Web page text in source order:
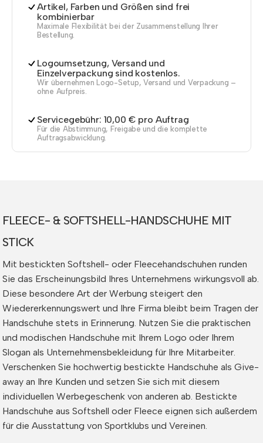
Artikel, Farben und Größen sind frei
kombinierbar
Maximale Flexibilität bei der Zusammenstellung Ihrer
Bestellung.
Logoumsetzung, Versand und
Einzelverpackung sind kostenlos.
Wir übernehmen Logo-Setup, Versand und Verpackung –
ohne Aufpreis.
Servicegebühr: 10,00 € pro Auftrag
Für die Abstimmung, Freigabe und die komplette
Auftragsabwicklung.
FLEECE- & SOFTSHELL-HANDSCHUHE MIT
STICK
Mit bestickten Softshell- oder Fleecehandschuhen runden
Sie das Erscheinungsbild Ihres Unternehmens wirkungsvoll ab.
Diese besondere Art der Werbung steigert den
Wiedererkennungswert und Ihre Firma bleibt beim Tragen der
Handschuhe stets in Erinnerung. Nutzen Sie die praktischen
und modischen Handschuhe mit Ihrem Logo oder Ihrem
Slogan als Unternehmensbekleidung für Ihre Mitarbeiter.
Verschenken Sie hochwertig bestickte Handschuhe als Give-
away an Ihre Kunden und setzen Sie sich mit diesem
individuellen Werbegeschenk von anderen ab. Bestickte
Handschuhe aus Softshell oder Fleece eignen sich außerdem
für die Ausstattung von Sportklubs und Vereinen.